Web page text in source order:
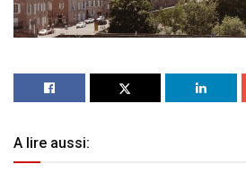
A lire aussi: